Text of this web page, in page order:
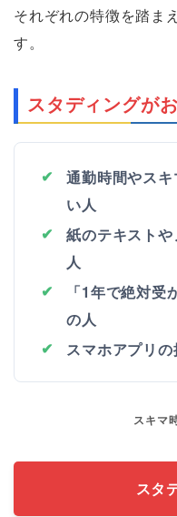
それぞれの特徴を踏ま
す。
スタディングが
通勤時間やス
い人
紙のテキスト
人
「1年で絶対受
の人
スマホアプリ
スキマ
スタ